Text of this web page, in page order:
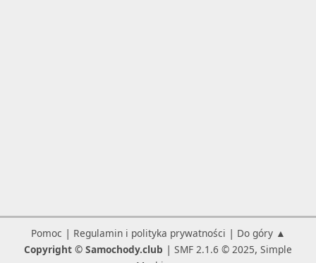
Pomoc | Regulamin i polityka prywatności | Do góry ▲
Copyright © Samochody.club | SMF 2.1.6 © 2025, Simple